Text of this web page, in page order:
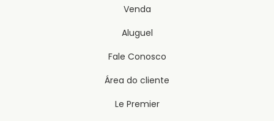
Venda
Aluguel
Fale Conosco
Área do cliente
Le Premier